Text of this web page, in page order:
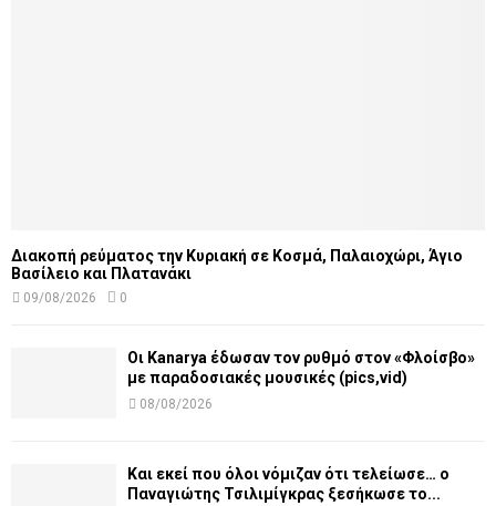
Διακοπή ρεύματος την Κυριακή σε Κοσμά, Παλαιοχώρι, Άγιο
Βασίλειο και Πλατανάκι
09/08/2026 0
Οι Kanarya έδωσαν τον ρυθμό στον «Φλοίσβο»
με παραδοσιακές μουσικές (pics,vid)
08/08/2026
Και εκεί που όλοι νόμιζαν ότι τελείωσε… ο
Παναγιώτης Τσιλιμίγκρας ξεσήκωσε το...